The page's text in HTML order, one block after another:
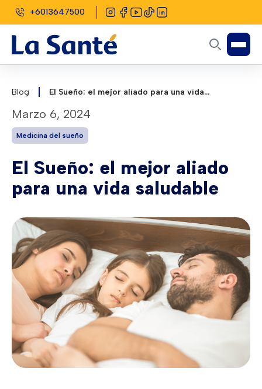
+6013647500
Blog
El Sueño: el mejor aliado para una vida
marzo 6, 2024
Medicina del sueño
El Sueño: el mejor aliado
para una vida saludable